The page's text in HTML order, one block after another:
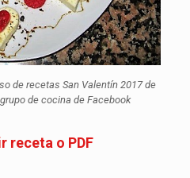
de recetas San Valentín 2017 de
de cocina de Facebook
receta o PDF